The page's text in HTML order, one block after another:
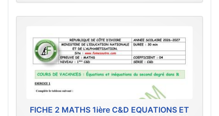
FICHE 2 MATHS 1ière C&D EQUATIONS ET